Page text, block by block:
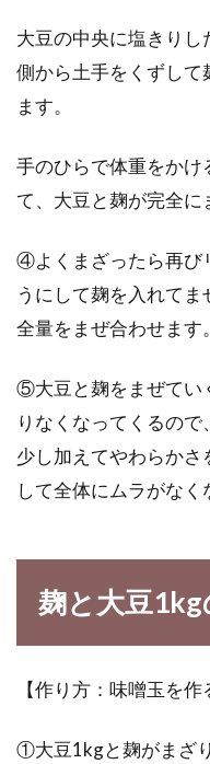
大豆の中央に塩きり
側から土手をくずして
ます。
手のひらで体重をか
て、大豆と麹が完全に
④よくまざったら再び
うにして麹を入れて
全量をまぜ合わせます。
⑤大豆と麹をまぜてい
りなくなってくるの
少し加えてやわらか
して全体にムラがなく
麹と大豆
【作り方：味噌玉を作
①大豆1kgと麹がまざ